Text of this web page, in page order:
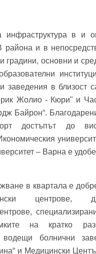
инфраструктура в и
района и в
градини, основни и
заведения в близост
Жолио - Кюри" и
Байрон“.
достъпът до
– Варна е
в квартала е
центрове,
на кратко
болнични
и Медицински